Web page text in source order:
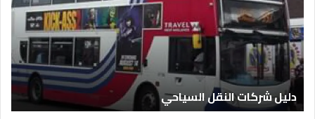
ا
ل
ف
ن
ق
دليل الفنادق المصرية